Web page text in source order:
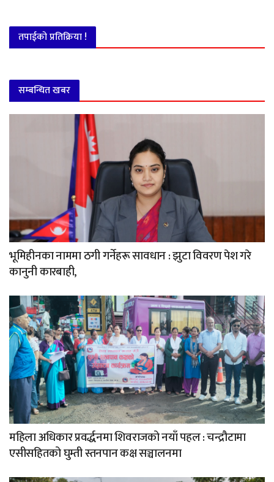
तपाईको प्रतिक्रिया !
सम्बन्धित खबर
भूमिहीनका नाममा ठगी गर्नेहरू सावधान : झुटा विवरण पेश गरे
कानुनी कारबाही,
महिला अधिकार प्रवर्द्धनमा शिवराजको नयाँ पहल : चन्द्रौटामा
एसीसहितको घुम्ती स्तनपान कक्ष सञ्चालनमा